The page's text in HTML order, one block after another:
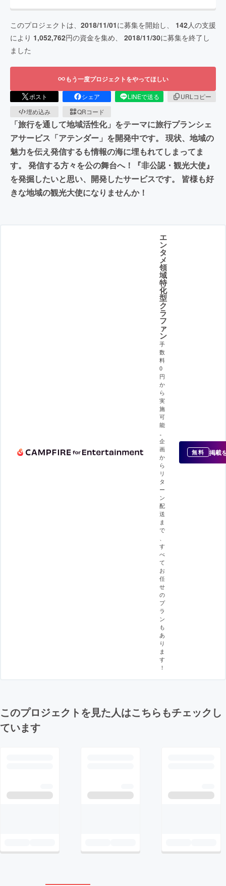
このプロジェクトは、 2018/11/01に募集を開始し、 142人の支援
により 1,052,762円の資金を集め、 2018/11/30に募集を終了し
ました
もう一度プロジェクトをやってほしい
ポスト シェア LINEで送る
URLコピー
埋め込み
QRコード
「旅行を通して地域活性化」をテーマに旅行プランシェ
アサービス「アテンダー」を開発中です。 現状、地域の
魅力を伝え発信するも情報の海に埋もれてしまってま
す。 発信する方々を公の舞台へ！『非公認・観光大使』
を発掘したいと思い、開発したサービスです。 皆様も好
きな地域の観光大使になりませんか！
エ
ン
タ
メ
領
域
特
化
型
ク
ラ
フ
ァ
ン
手
数
料
0
円
か
ら
実
施
可
能
企
画
か
ら
リ
タ
ー
ン
配
送
ま
で
す
べ
て
お
任
せ
の
プ
ラ
ン
も
あ
り
ま
す
！
無料 掲載
このプロジェクトを見た人はこちらもチェックし
ています